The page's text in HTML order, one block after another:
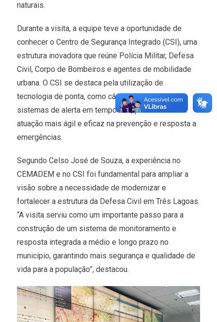
naturais.
Durante a visita, a equipe teve a oportunidade de
conhecer o Centro de Segurança Integrado (CSI), uma
estrutura inovadora que reúne Polícia Militar, Defesa
Civil, Corpo de Bombeiros e agentes de mobilidade
urbana. O CSI se destaca pela utilização de
tecnologia de ponta, como câmeras inteligentes e
sistemas de alerta em tempo real, permitindo uma
atuação mais ágil e eficaz na prevenção e resposta a
emergências.
Segundo Celso José de Souza, a experiência no
CEMADEM e no CSI foi fundamental para ampliar a
visão sobre a necessidade de modernizar e
fortalecer a estrutura da Defesa Civil em Três Lagoas.
“A visita serviu como um importante passo para a
construção de um sistema de monitoramento e
resposta integrada a médio e longo prazo no
município, garantindo mais segurança e qualidade de
vida para a população”, destacou.